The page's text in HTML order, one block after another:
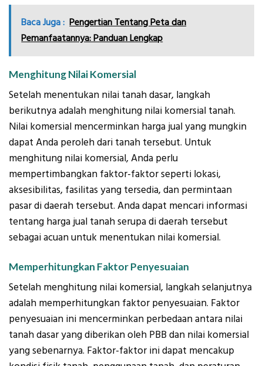
Baca Juga : Pengertian Tentang Peta dan
Pemanfaatannya: Panduan Lengkap
Menghitung Nilai Komersial
Setelah menentukan nilai tanah dasar, langkah
berikutnya adalah menghitung nilai komersial tanah.
Nilai komersial mencerminkan harga jual yang mungkin
dapat Anda peroleh dari tanah tersebut. Untuk
menghitung nilai komersial, Anda perlu
mempertimbangkan faktor-faktor seperti lokasi,
aksesibilitas, fasilitas yang tersedia, dan permintaan
pasar di daerah tersebut. Anda dapat mencari informasi
tentang harga jual tanah serupa di daerah tersebut
sebagai acuan untuk menentukan nilai komersial.
Memperhitungkan Faktor Penyesuaian
Setelah menghitung nilai komersial, langkah selanjutnya
adalah memperhitungkan faktor penyesuaian. Faktor
penyesuaian ini mencerminkan perbedaan antara nilai
tanah dasar yang diberikan oleh PBB dan nilai komersial
yang sebenarnya. Faktor-faktor ini dapat mencakup